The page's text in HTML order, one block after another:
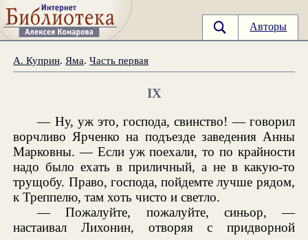
Авторы
А. Куприн. Яма.Часть первая
IX
— Ну, уж это, господа, свинство! — говорил
ворчливо Ярченко на подъезде заведения Анны
Марковны. — Если уж поехали, то по крайности
надо было ехать в приличный, а не в какую-то
трущобу. Право, господа, пойдемте лучше рядом,
к Треппелю, там хоть чисто и светло.
— Пожалуйте, пожалуйте, синьор, —
настаивал Лихонин, отворяя с придворной